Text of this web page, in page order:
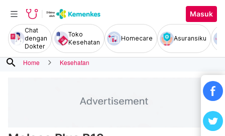
Masuk
Chat
dengan
Dokter
Toko
Kesehatan
Homecare Asuransiku
search Home Kesehatan